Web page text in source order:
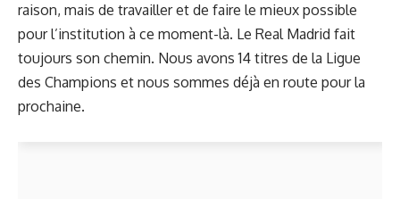
raison, mais de travailler et de faire le mieux possible
pour l’institution à ce moment-là. Le Real Madrid fait
toujours son chemin. Nous avons 14 titres de la Ligue
des Champions et nous sommes déjà en route pour la
prochaine.